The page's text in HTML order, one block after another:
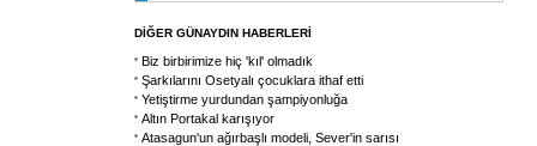
DİĞER GÜNAYDIN HABERLERİ
Biz birbirimize hiç 'kıl' olmadık
Şarkılarını Osetyalı çocuklara ithaf etti
Yetiştirme yurdundan şampiyonluğa
Altın Portakal karışıyor
Atasagun'un ağırbaşlı modeli, Sever'in sarısı